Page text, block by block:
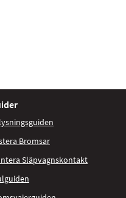
Bromsar
Släpvagnskontakt